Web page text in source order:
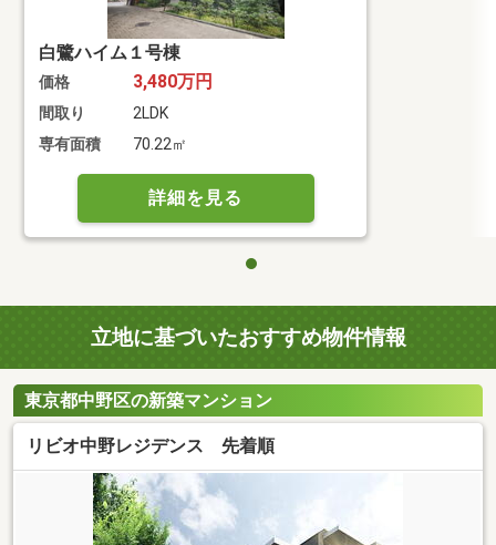
白鷺ハイム１号棟
価格 3,480万円
間取り
2LDK
専有面積
70.22㎡
詳細を見る
立地に基づいたおすすめ物件情報
東京都中野区の新築マンション
リビオ中野レジデンス 先着順